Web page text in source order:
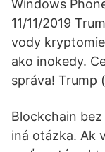
Windows
11/11/2019
vody
ako inokedy.
správa! Trump
Blockchain
iná otázka. Ak